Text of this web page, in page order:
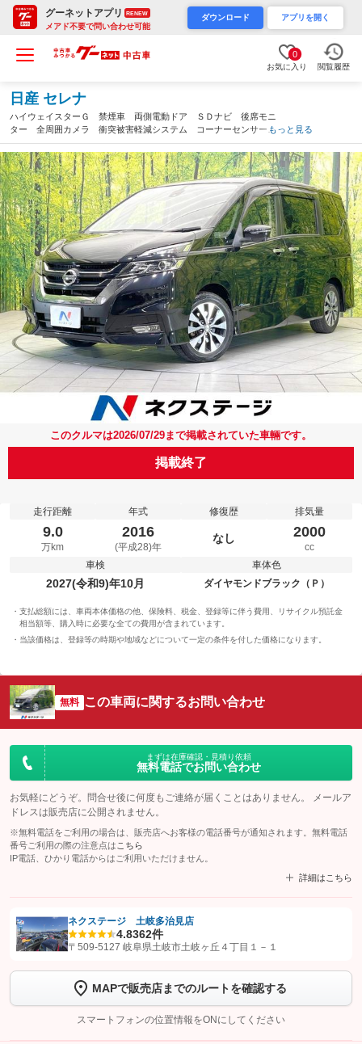
グーネットアプリ RENEW
メアド不要で問い合わせ可能
ダウンロード アプリを開く
0
お気に入り 閲覧履歴
日産 セレナ
ハイウェイスターＧ 禁煙車 両側電動ドア ＳＤナビ 後席モニ
ター 全周囲カメラ 衝突被害軽減システム コーナーセンサー
スマートキー ＬＥＤヘッド ビルトインＥＴＣ クルコン 純正
１６インチアルミ オートライト（岐阜県）
もっと見る
このクルマは2026/07/29まで掲載されていた車輛です。
掲載終了
走行距離
9.0
万km
年式
2016
(平成28)年
修復歴
なし
排気量
2000
cc
車検
2027(令和9)年10月
車体色
ダイヤモンドブラック（Ｐ）
支払総額には、車両本体価格の他、保険料、税金、登録等に伴う費用、リサイクル預託金
相当額等、購入時に必要な全ての費用が含まれています。
当該価格は、登録等の時期や地域などについて一定の条件を付した価格になります。
無料 この車両に関するお問い合わせ
まずは在庫確認・見積り依頼
無料電話でお問い合わせ
お気軽にどうぞ。問合せ後に何度もご連絡が届くことはありません。 メールア
ドレスは販売店に公開されません。
※無料電話をご利用の場合は、販売店へお客様の電話番号が通知されます。無料電話
番号ご利用の際の注意点は こちら
IP電話、ひかり電話からはご利用いただけません。
詳細はこちら
【STEP1】認証画面でグーネットを友だち追加してから「許可する」ボタンを押
トーク画面で
ボタンをタップして問い合わせを
完了してください。
こちら
ネクステージ 土岐多治見店
4.8362件
〒509-5127 岐阜県土岐市土岐ヶ丘４丁目１－１
MAPで販売店までのルートを確認する
スマートフォンの位置情報をONにしてください